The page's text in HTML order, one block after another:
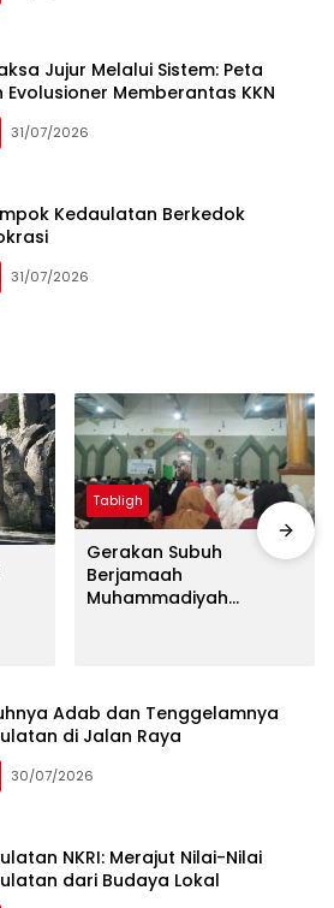
Jujur Melalui Sistem: Peta
Evolusioner Memberantas KKN
31/07/2026
Kedaulatan Berkedok
31/07/2026
Tabligh
Gerakan Subuh
Berjamaah
Muhammadiyah
Adab dan Tenggelamnya
di Jalan Raya
30/07/2026
NKRI: Merajut Nilai-Nilai
dari Budaya Lokal